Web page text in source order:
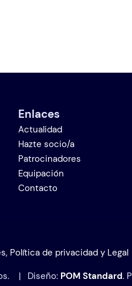
Enlaces
Actualidad
Hazte socio/a
Patrocinadores
Equipación
Contacto
Política de privacidad y Legal
| Diseño: POM Standard.